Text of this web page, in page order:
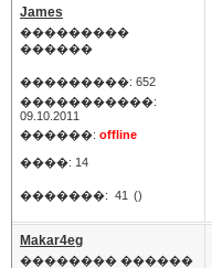
James
���������
������
���������: 652
�����������:
09.10.2011
������: offline
����: 14
�������: 41 ()
Makar4eg
�������� ������